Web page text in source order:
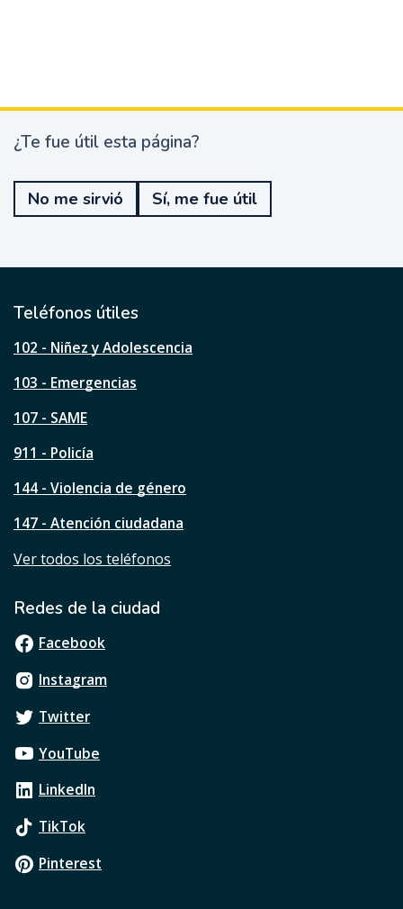
¿
e
u
t
l
s
a
á
i
a
¿Te fue útil esta página?
No me sirvió Sí, me fue útil
Teléfonos útiles
102 - Niñez y Adolescencia
103 - Emergencias
107 - SAME
911 - Policía
144 - Violencia de género
147 - Atención ciudadana
Ver todos los teléfonos
Redes de la ciudad
Facebook
Instagram
Twitter
YouTube
LinkedIn
TikTok
Pinterest